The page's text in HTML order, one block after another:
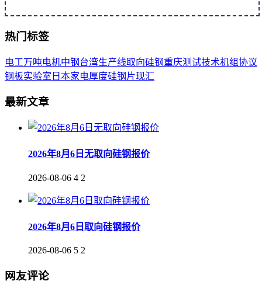
热门标签
电工万吨电机中钢台湾生产线取向硅钢重庆测试技术机组协议
钢板实验室 日本家电厚度硅钢片现汇
最新文章
2026年8月6日无取向硅钢报价
2026-08-06 4 2
2026年8月6日取向硅钢报价
2026-08-06 5 2
网友评论